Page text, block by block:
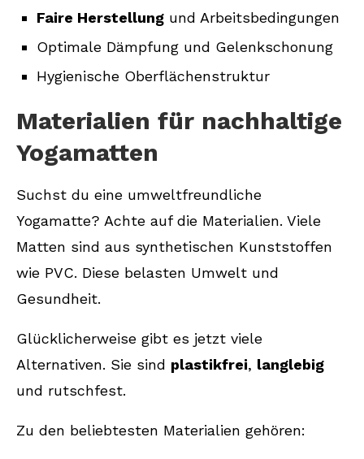
Faire Herstellung und Arbeitsbedingungen
Optimale Dämpfung und Gelenkschonung
Hygienische Oberflächenstruktur
Materialien für nachhaltige
Yogamatten
Suchst du eine umweltfreundliche
Yogamatte? Achte auf die Materialien. Viele
Matten sind aus synthetischen Kunststoffen
wie PVC. Diese belasten Umwelt und
Gesundheit.
Glücklicherweise gibt es jetzt viele
Alternativen. Sie sind plastikfrei, langlebig
und rutschfest.
Zu den beliebtesten Materialien gehören: